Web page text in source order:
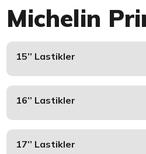
Michelin
15’’ Lastikler
16’’ Lastikler
17’’ Lastikler